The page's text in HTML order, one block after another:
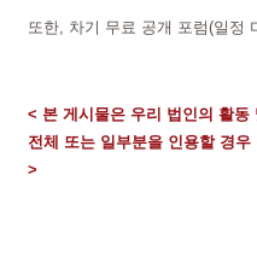
또한, 차기 무료 공개 포럼(일정
< 본 게시물은 우리 법인의 활동
전체 또는 일부분을 인용할 경
>